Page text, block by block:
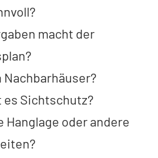
macht der
es Sichtschutz?
Hanglage oder andere